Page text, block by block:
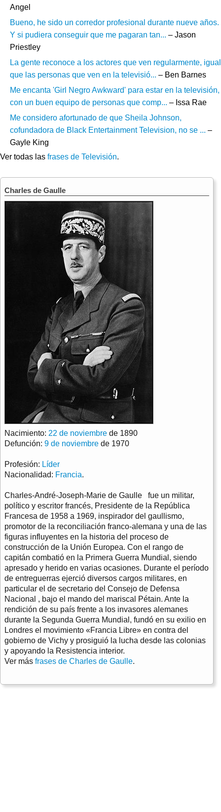
Angel
Bueno, he sido un corredor profesional durante nueve años.
Y si pudiera conseguir que me pagaran tan... – Jason
Priestley
La gente reconoce a los actores que ven regularmente, igual
que las personas que ven en la televisió... – Ben Barnes
Me encanta 'Girl Negro Awkward' para estar en la televisión,
con un buen equipo de personas que comp... – Issa Rae
Me considero afortunado de que Sheila Johnson,
cofundadora de Black Entertainment Television, no se ... –
Gayle King
Ver todas las frases de Televisión.
Charles de Gaulle
Nacimiento: 22 de noviembre de 1890
Defunción: 9 de noviembre de 1970
Profesión: Líder
Nacionalidad: Francia.
Charles-André-Joseph-Marie de Gaulle fue un militar,
político y escritor francés, Presidente de la República
Francesa de 1958 a 1969, inspirador del gaullismo,
promotor de la reconciliación franco-alemana y una de las
figuras influyentes en la historia del proceso de
construcción de la Unión Europea. Con el rango de
capitán combatió en la Primera Guerra Mundial, siendo
apresado y herido en varias ocasiones. Durante el período
de entreguerras ejerció diversos cargos militares, en
particular el de secretario del Consejo de Defensa
Nacional , bajo el mando del mariscal Pétain. Ante la
rendición de su país frente a los invasores alemanes
durante la Segunda Guerra Mundial, fundó en su exilio en
Londres el movimiento «Francia Libre» en contra del
gobierno de Vichy y prosiguió la lucha desde las colonias
y apoyando la Resistencia interior.
Ver más frases de Charles de Gaulle.